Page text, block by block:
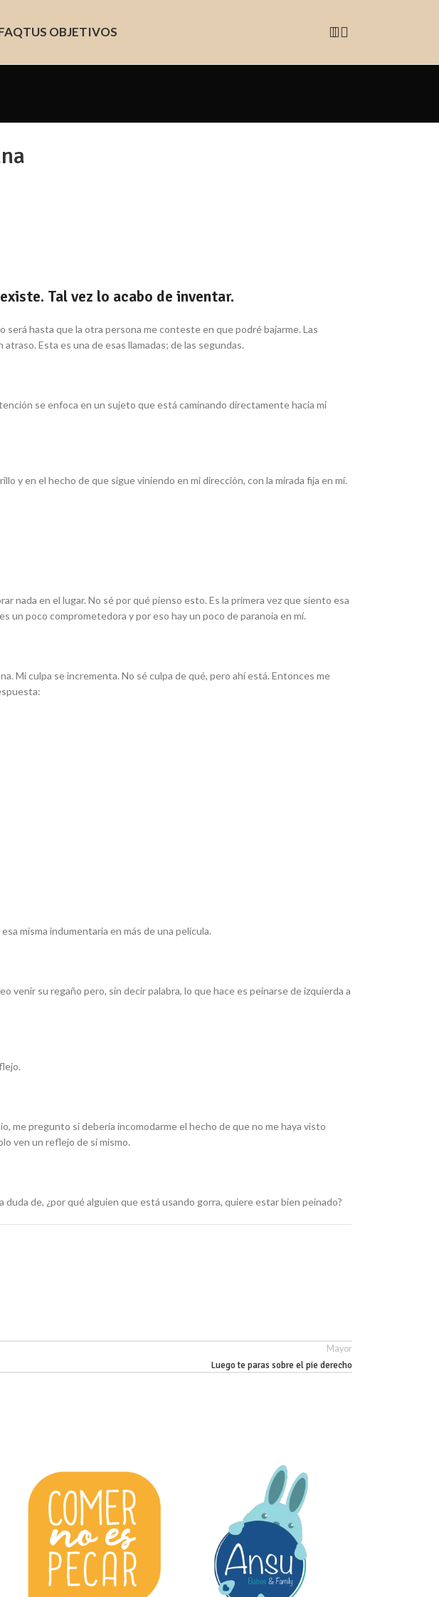
TUS OBJETIVOS
Tal vez lo acabo de inventar.
será hasta que la otra persona me conteste en que podré bajarme. Las
Esta es una de esas llamadas; de las segundas.
se enfoca en un sujeto que está caminando directamente hacia mi
y en el hecho de que sigue viniendo en mi dirección, con la mirada fija en mí.
nada en el lugar. No sé por qué pienso esto. Es la primera vez que siento esa
un poco comprometedora y por eso hay un poco de paranoia en mí.
Mi culpa se incrementa. No sé culpa de qué, pero ahí está. Entonces me
misma indumentaria en más de una película.
venir su regaño pero, sin decir palabra, lo que hace es peinarse de izquierda a
me pregunto si debería incomodarme el hecho de que no me haya visto
ven un reflejo de sí mismo.
de, ¿por qué alguien que está usando gorra, quiere estar bien peinado?
Mayor
Luego te paras sobre el pie derecho